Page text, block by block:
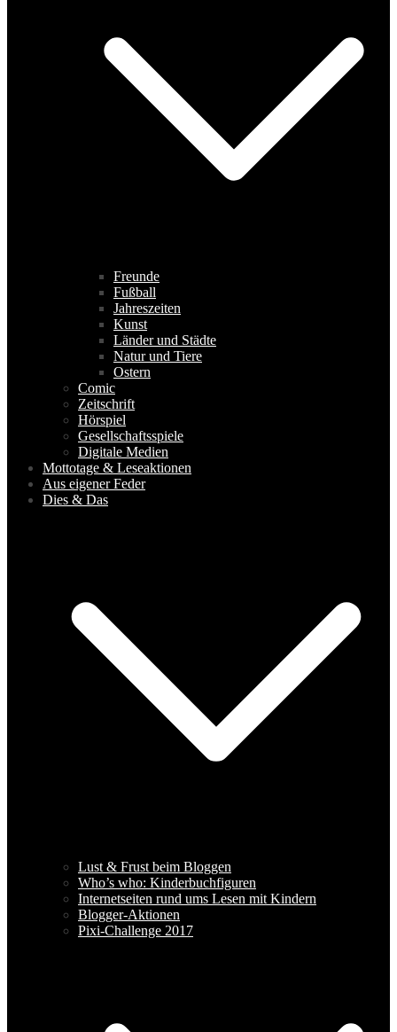
Freunde
Fußball
Jahreszeiten
Kunst
Länder und Städte
Natur und Tiere
Ostern
Comic
Zeitschrift
Hörspiel
Gesellschaftsspiele
Digitale Medien
Mottotage & Leseaktionen
Aus eigener Feder
Dies & Das
Lust & Frust beim Bloggen
Who’s who: Kinderbuchfiguren
Internetseiten rund ums Lesen mit Kindern
Blogger-Aktionen
Pixi-Challenge 2017